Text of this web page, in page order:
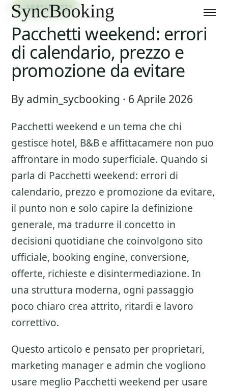
6 APRILE 2026
Pacchetti weekend: errori
di calendario, prezzo e
promozione da evitare
By admin_sycbooking · 6 Aprile 2026
Pacchetti weekend e un tema che chi
gestisce hotel, B&B e affittacamere non puo
affrontare in modo superficiale. Quando si
parla di Pacchetti weekend: errori di
calendario, prezzo e promozione da evitare,
il punto non e solo capire la definizione
generale, ma tradurre il concetto in
decisioni quotidiane che coinvolgono sito
ufficiale, booking engine, conversione,
offerte, richieste e disintermediazione. In
una struttura moderna, ogni passaggio
poco chiaro crea attrito, ritardi e lavoro
correttivo.
Questo articolo e pensato per proprietari,
marketing manager e admin che vogliono
usare meglio Pacchetti weekend per usare